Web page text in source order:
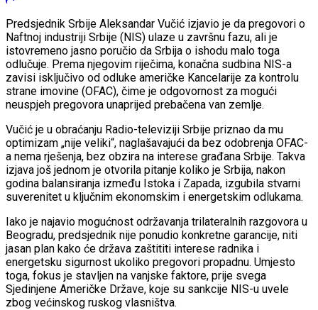
Predsjednik Srbije Aleksandar Vučić izjavio je da pregovori o
Naftnoj industriji Srbije (NIS) ulaze u završnu fazu, ali je
istovremeno jasno poručio da Srbija o ishodu malo toga
odlučuje. Prema njegovim riječima, konačna sudbina NIS-a
zavisi isključivo od odluke američke Kancelarije za kontrolu
strane imovine (OFAC), čime je odgovornost za mogući
neuspjeh pregovora unaprijed prebačena van zemlje.
Vučić je u obraćanju Radio-televiziji Srbije priznao da mu
optimizam „nije veliki“, naglašavajući da bez odobrenja OFAC-
a nema rješenja, bez obzira na interese građana Srbije. Takva
izjava još jednom je otvorila pitanje koliko je Srbija, nakon
godina balansiranja između Istoka i Zapada, izgubila stvarni
suverenitet u ključnim ekonomskim i energetskim odlukama.
Iako je najavio mogućnost održavanja trilateralnih razgovora u
Beogradu, predsjednik nije ponudio konkretne garancije, niti
jasan plan kako će država zaštititi interese radnika i
energetsku sigurnost ukoliko pregovori propadnu. Umjesto
toga, fokus je stavljen na vanjske faktore, prije svega
Sjedinjene Američke Države, koje su sankcije NIS-u uvele
zbog većinskog ruskog vlasništva.